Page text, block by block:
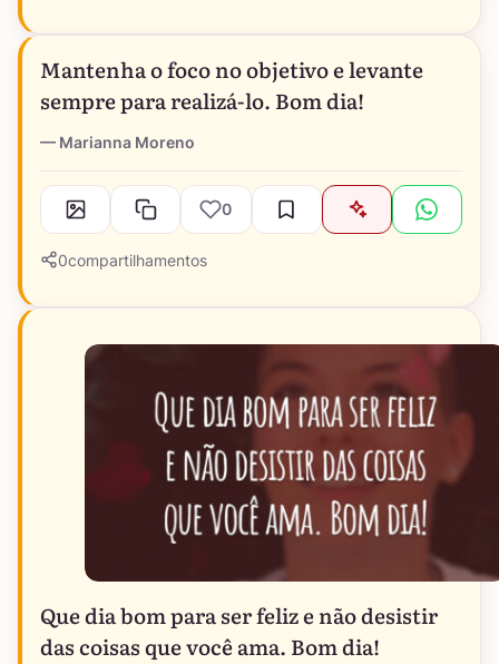
Mantenha o foco no objetivo e levante
sempre para realizá-lo. Bom dia!
Marianna Moreno
0
0compartilhamentos
Que dia bom para ser feliz e não desistir
das coisas que você ama. Bom dia!